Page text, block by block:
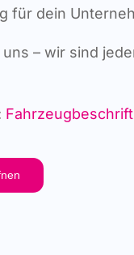
für dein
– wir sind